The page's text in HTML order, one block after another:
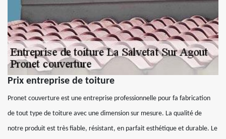
Prix entreprise de toiture
Pronet couverture est une entreprise professionnelle pour fa fabrication
de tout type de toiture avec une dimension sur mesure. La qualité de
notre produit est très fiable, résistant, en parfait esthétique et durable. Le